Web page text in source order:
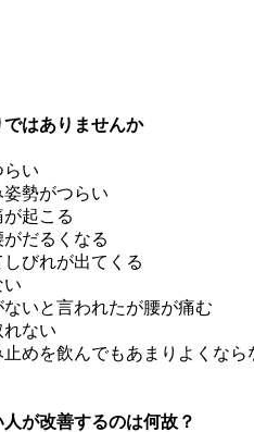
はありませんか
い
勢がつらい
起こる
だるくなる
びれが出てくる
いと言われたが腰が痛む
ない
めを飲んでもあまりよくなら
が改善するのは何故？